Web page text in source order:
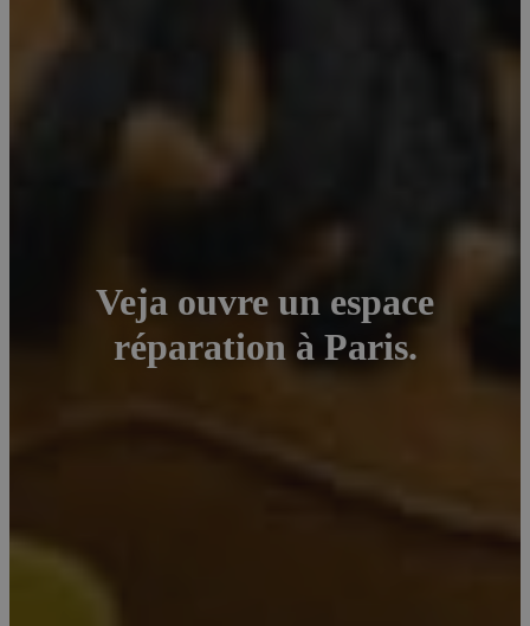
Veja ouvre un espace
réparation à Paris.